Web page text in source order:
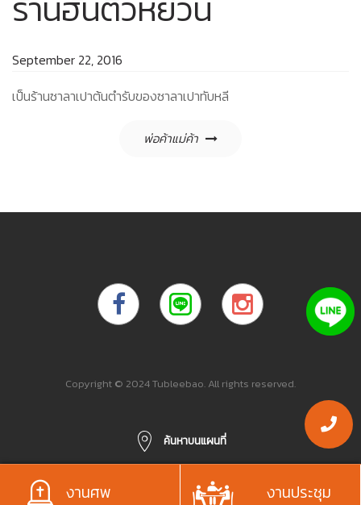
September 22, 2016
เป็นร้านซาลาเปาต้นตำรับของซาลาเปาทับหลี
พ่อค้าแม่ค้า
Copyright © 2024 Tubleebao. All rights reserved.
ค้นหาบนแผนที่
งานศพ งานประชุม